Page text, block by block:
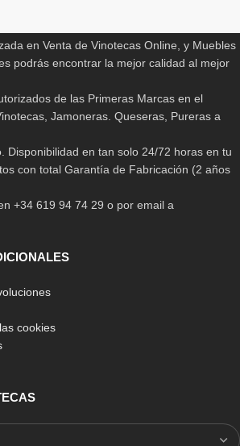
de montaje. No es necesario montarlos, lo
de agradecer por el cliente.
su evolución como para el momento del
que deben poseer estos aparatos que
de cuidar nuestras preciadas bebidas.
nuestro vino de la forma correcta, no solo
en un lugar donde este en total
vinoteca nos puede ofrecer,
podría absorber olores y sabores que
especialmente por un tipo de vino,
a los que cualquier variedad les parece
que nos ofrezcan la posibilidad de
sin ningún tipo de impedimento.
en Venta de Vinotecas Online, y Muebles
podrás encontrar la mejor calidad al mejor
de las Primeras Marcas en el
Jamoneras. Queseras, Pureras a
Disponibilidad en tan solo 24/72 horas en tu
con total Garantía de Fabricación (2 años
+34 619 94 74 29 o por email a
cookies